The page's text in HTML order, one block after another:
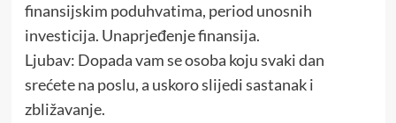
finansijskim poduhvatima, period unosnih
investicija. Unaprjeđenje finansija.
Ljubav: Dopada vam se osoba koju svaki dan
srećete na poslu, a uskoro slijedi sastanak i
zbližavanje.